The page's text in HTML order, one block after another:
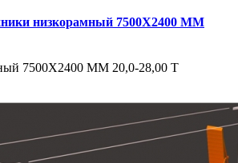
низкорамный 7500Х2400 ММ
7500Х2400 ММ 20,0-28,00 Т